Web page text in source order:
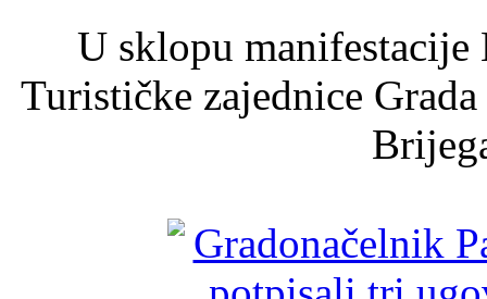
U sklopu
Turističke zajednice